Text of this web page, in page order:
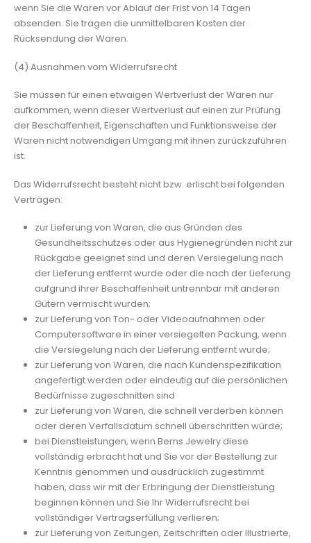
wenn Sie die Waren vor Ablauf der Frist von 14 Tagen
absenden. Sie tragen die unmittelbaren Kosten der
Rücksendung der Waren.
(4) Ausnahmen vom Widerrufsrecht
Sie müssen für einen etwaigen Wertverlust der Waren nur
aufkommen, wenn dieser Wertverlust auf einen zur Prüfung
der Beschaffenheit, Eigenschaften und Funktionsweise der
Waren nicht notwendigen Umgang mit ihnen zurückzuführen
ist.
Das Widerrufsrecht besteht nicht bzw. erlischt bei folgenden
Verträgen:
zur Lieferung von Waren, die aus Gründen des
Gesundheitsschutzes oder aus Hygienegründen nicht zur
Rückgabe geeignet sind und deren Versiegelung nach
der Lieferung entfernt wurde oder die nach der Lieferung
aufgrund ihrer Beschaffenheit untrennbar mit anderen
Gütern vermischt wurden;
zur Lieferung von Ton- oder Videoaufnahmen oder
Computersoftware in einer versiegelten Packung, wenn
die Versiegelung nach der Lieferung entfernt wurde;
zur Lieferung von Waren, die nach Kundenspezifikation
angefertigt werden oder eindeutig auf die persönlichen
Bedürfnisse zugeschnitten sind
zur Lieferung von Waren, die schnell verderben können
oder deren Verfallsdatum schnell überschritten würde;
bei Dienstleistungen, wenn Berns Jewelry diese
vollständig erbracht hat und Sie vor der Bestellung zur
Kenntnis genommen und ausdrücklich zugestimmt
haben, dass wir mit der Erbringung der Dienstleistung
beginnen können und Sie Ihr Widerrufsrecht bei
vollständiger Vertragserfüllung verlieren;
zur Lieferung von Zeitungen, Zeitschriften oder Illustrierte,